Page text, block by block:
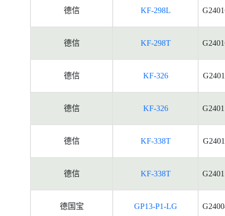
德信 KF-298L
德信 KF-298T
德信 KF-326
德信 KF-326
德信 KF-338T
德信 KF-338T
德国宝 GP13-P1-LG